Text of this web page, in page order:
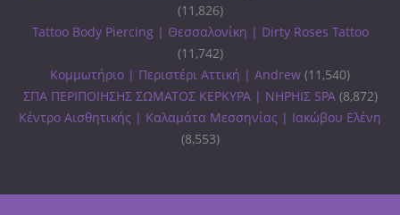
(11,826)
Tattoo Body Piercing | Θεσσαλονίκη | Dirty Roses Tattoo
(11,742)
Κομμωτήριο | Περιστέρι Αττική | Andrew (11,540)
ΣΠΑ ΠΕΡΙΠΟΙΗΣΗΣ ΣΩΜΑΤΟΣ ΚΕΡΚΥΡΑ | ΝΗΡΗΙΣ SPA (8,872)
Κέντρο Αισθητικής | Καλαμάτα Μεσσηνίας | Ιακώβου Ελένη
(8,553)